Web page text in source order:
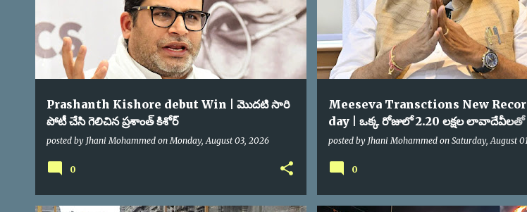
Prashanth Kishore debut Win | మొదటి సారి
పోటీ చేసి గెలిచిన ప్రశాంత్ కిశోర్
posted by Jhani Mohammed onMonday, August 03, 2026
0
Meeseva Transctions New
day | ఒక్క రోజులో 2.20 లక్షల లావాదేవీలతో
రికార్డు
posted by Jhani Mohammed on Saturday, August
0